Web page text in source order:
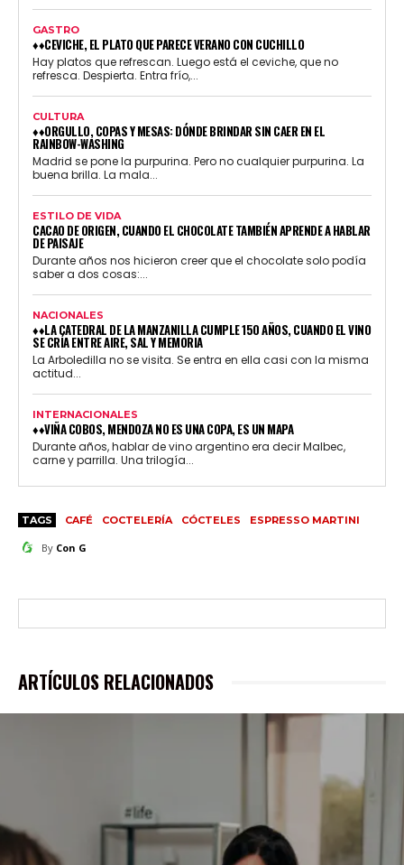
GASTRO
♦♦CEVICHE, EL PLATO QUE PARECE VERANO CON CUCHILLO
Hay platos que refrescan. Luego está el ceviche, que no
refresca. Despierta. Entra frío,...
CULTURA
♦♦ORGULLO, COPAS Y MESAS: DÓNDE BRINDAR SIN CAER EN EL
RAINBOW-WASHING
Madrid se pone la purpurina. Pero no cualquier purpurina. La
buena brilla. La mala...
ESTILO DE VIDA
CACAO DE ORIGEN, CUANDO EL CHOCOLATE TAMBIÉN APRENDE A HABLAR
DE PAISAJE
Durante años nos hicieron creer que el chocolate solo podía
saber a dos cosas:...
NACIONALES
♦♦LA CATEDRAL DE LA MANZANILLA CUMPLE 150 AÑOS, CUANDO EL VINO
SE CRÍA ENTRE AIRE, SAL Y MEMORIA
La Arboledilla no se visita. Se entra en ella casi con la misma
actitud...
INTERNACIONALES
♦♦VIÑA COBOS, MENDOZA NO ES UNA COPA, ES UN MAPA
Durante años, hablar de vino argentino era decir Malbec,
carne y parrilla. Una trilogía...
TAGS CAFÉ COCTELERÍA CÓCTELES ESPRESSO MARTINI
By Con G
ARTÍCULOS RELACIONADOS